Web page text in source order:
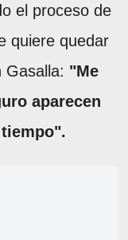
el proceso de
quiere quedar
Gasalla: "Me
aparecen